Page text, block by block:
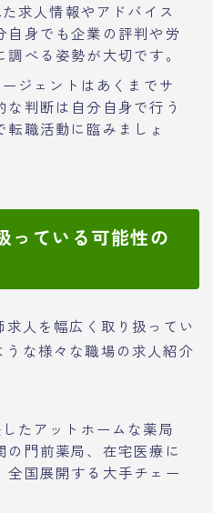
求人情報やアドバイス
自身でも企業の評判や労
べる姿勢が大切です。
ジェントはあくまでサ
判断は自分自身で行う
転職活動に臨みましょ
っている可能性の
人を幅広く取り扱ってい
な様々な職場の求人紹介
たアットホームな薬局
の門前薬局、在宅医療に
全国展開する大手チェー